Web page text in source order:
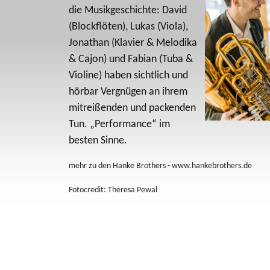
die Musikgeschichte: David
(Blockflöten), Lukas (Viola),
Jonathan (Klavier & Melodika
& Cajon) und Fabian (Tuba &
Violine) haben sichtlich und
hörbar Vergnügen an ihrem
mitreißenden und packenden
Tun. „Performance“ im
besten Sinne.
mehr zu den Hanke Brothers - www.hankebrothers.de
Fotocredit: Theresa Pewal